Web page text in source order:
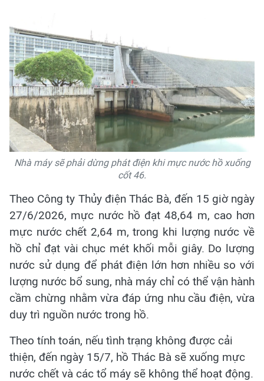
Nhà máy sẽ phải dừng phát điện khi mực nước hồ xuống
cốt 46.
Theo Công ty Thủy điện Thác Bà, đến 15 giờ ngày
27/6/2026, mực nước hồ đạt 48,64 m, cao hơn
mực nước chết 2,64 m, trong khi lượng nước về
hồ chỉ đạt vài chục mét khối mỗi giây. Do lượng
nước sử dụng để phát điện lớn hơn nhiều so với
lượng nước bổ sung, nhà máy chỉ có thể vận hành
cầm chừng nhằm vừa đáp ứng nhu cầu điện, vừa
duy trì nguồn nước trong hồ.
Theo tính toán, nếu tình trạng không được cải
thiện, đến ngày 15/7, hồ Thác Bà sẽ xuống mực
nước chết và các tổ máy sẽ không thể hoạt động.